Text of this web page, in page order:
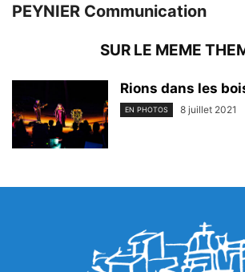
PEYNIER Communication
SUR LE MEME
Rions dans les
EN PHOTOS 8 juillet 2021